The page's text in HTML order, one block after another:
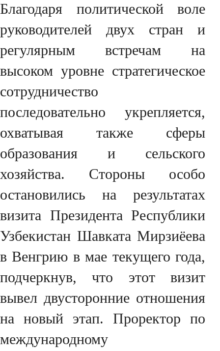
Благодаря политической воле
руководителей двух стран и
регулярным встречам на
высоком уровне стратегическое
сотрудничество
последовательно укрепляется,
охватывая также сферы
образования и сельского
хозяйства. Стороны особо
остановились на результатах
визита Президента Республики
Узбекистан Шавката Мирзиёева
в Венгрию в мае текущего года,
подчеркнув, что этот визит
вывел двусторонние отношения
на новый этап. Проректор по
международному